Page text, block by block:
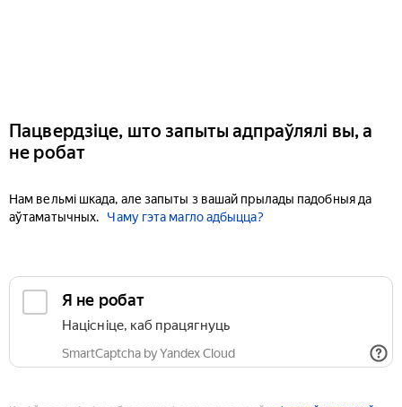
Пацвердзіце, што запыты адпраўлялі вы, а
не робат
Нам вельмі шкада, але запыты з вашай прылады падобныя да
аўтаматычных.
Чаму гэта магло адбыцца?
Я не робат
Націсніце, каб працягнуць
SmartCaptcha by Yandex Cloud